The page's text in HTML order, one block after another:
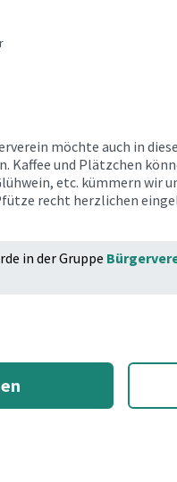
möchte auch in
Kaffee und Plätzchen
etc. kümmern wir
recht herzlichen
in der Gruppe